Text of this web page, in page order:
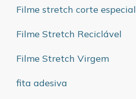
Filme stretch corte especial
Filme Stretch Reciclável
Filme Stretch Virgem
fita adesiva